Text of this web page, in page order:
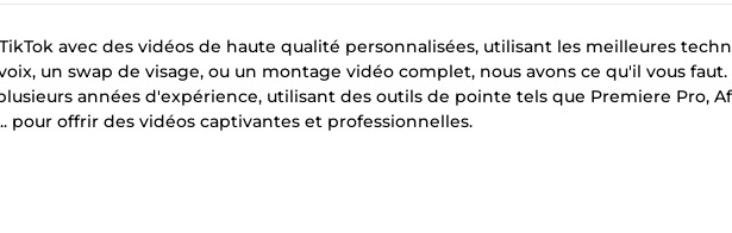
avec des vidéos de haute qualité personnalisées, utilisant les meilleures
un swap de visage, ou un montage vidéo complet, nous avons ce qu'il vous faut.
années d'expérience, utilisant des outils de pointe tels que Premiere Pro,
pour offrir des vidéos captivantes et professionnelles.